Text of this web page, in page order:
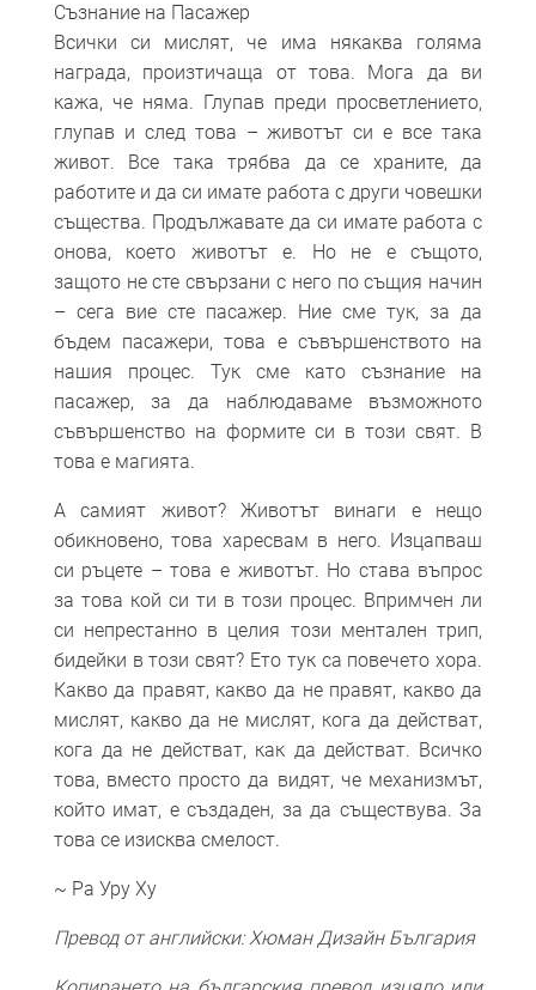
Съзнание на Пасажер
Всички си мислят, че има някаква голяма
награда, произтичаща от това. Мога да ви
кажа, че няма. Глупав преди просветлението,
глупав и след това – животът си е все така
живот. Все така трябва да се храните, да
работите и да си имате работа с други човешки
същества. Продължавате да си имате работа с
онова, което животът е. Но не е същото,
защото не сте свързани с него по същия начин
– сега вие сте пасажер. Ние сме тук, за да
бъдем пасажери, това е съвършенството на
нашия процес. Тук сме като съзнание на
пасажер, за да наблюдаваме възможното
съвършенство на формите си в този свят. В
това е магията.
А самият живот? Животът винаги е нещо
обикновено, това харесвам в него. Изцапваш
си ръцете – това е животът. Но става въпрос
за това кой си ти в този процес. Впримчен ли
си непрестанно в целия този ментален трип,
бидейки в този свят? Ето тук са повечето хора.
Какво да правят, какво да не правят, какво да
мислят, какво да не мислят, кога да действат,
кога да не действат, как да действат. Всичко
това, вместо просто да видят, че механизмът,
който имат, е създаден, за да съществува. За
това се изисква смелост.
~ Ра Уру Ху
Превод от английски: Хюман Дизайн България